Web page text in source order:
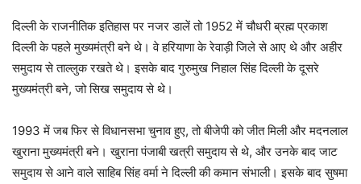
दिल्ली के राजनीतिक इतिहास पर नजर डालें तो 1952 में चौधरी ब्रह्म प्रकाश
दिल्ली के पहले मुख्यमंत्री बने थे। वे हरियाणा के रेवाड़ी जिले से आए थे और अहीर
समुदाय से ताल्लुक रखते थे। इसके बाद गुरुमुख निहाल सिंह दिल्ली के दूसरे
मुख्यमंत्री बने, जो सिख समुदाय से थे।
1993 में जब फिर से विधानसभा चुनाव हुए, तो बीजेपी को जीत मिली और मदनलाल
खुराना मुख्यमंत्री बने। खुराना पंजाबी खत्री समुदाय से थे, और उनके बाद जाट
समुदाय से आने वाले साहिब सिंह वर्मा ने दिल्ली की कमान संभाली। इसके बाद सुषमा